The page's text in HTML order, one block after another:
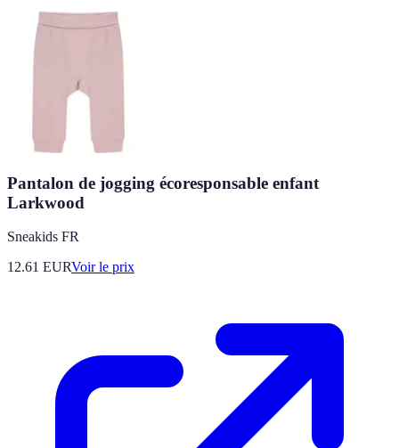
Pantalon de jogging écoresponsable enfant
Larkwood
Sneakids FR
12.61 EURVoir le prix